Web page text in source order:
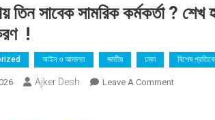
তিন সাবেক সামরিক কর্মকর্তা ? শেখ
!
আইন ও আদালত জাতীয় ঢাকা বিশেষ
Ajker Desh Leave A CommentOn